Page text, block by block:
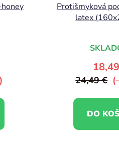
Protišmyková
latex
24,49 €
DO